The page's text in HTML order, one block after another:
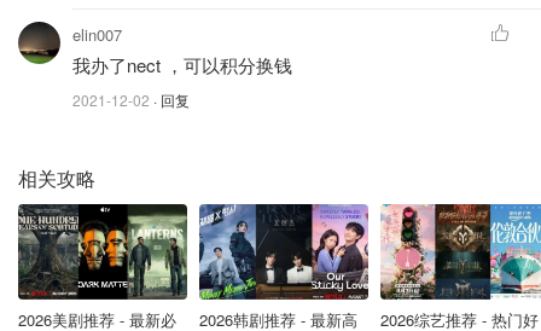
图片来自于onegreenplanet ，版权属于原作者
最为人称道的会员福利就是可以喝免费的咖啡和茶，超市内
都有热饮机器，提供 免费的超市杂志，大部分还配备桌椅，
购物完可以喝着热饮看着杂志休息休息。
elin007
我办了nect ，可以积分换钱
2021-12-02 · 回复
相关攻略
2026美剧推荐 - 最新必
2026韩剧推荐 - 最新高
2026综艺推荐 - 热门好